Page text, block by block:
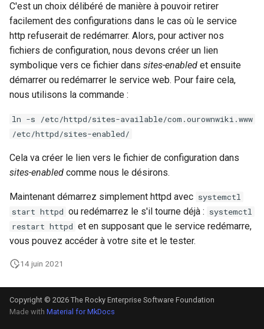
C'est un choix délibéré de manière à pouvoir retirer
facilement des configurations dans le cas où le service
http refuserait de redémarrer. Alors, pour activer nos
fichiers de configuration, nous devons créer un lien
symbolique vers ce fichier dans sites-enabled et ensuite
démarrer ou redémarrer le service web. Pour faire cela,
nous utilisons la commande :
ln -s /etc/httpd/sites-available/com.ourownwiki.www
/etc/httpd/sites-enabled/
Cela va créer le lien vers le fichier de configuration dans
sites-enabled comme nous le désirons.
Maintenant démarrez simplement httpd avec systemctl
start httpd ou redémarrez le s'il tourne déjà : systemctl
restart httpd et en supposant que le service redémarre,
vous pouvez accéder à votre site et le tester.
14 juin 2021
Copyright © 2026 The Rocky Enterprise Software Foundation
Made with Material for MkDocs